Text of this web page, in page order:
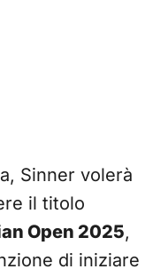
Sinner volerà
il titolo
Open 2025,
di iniziare